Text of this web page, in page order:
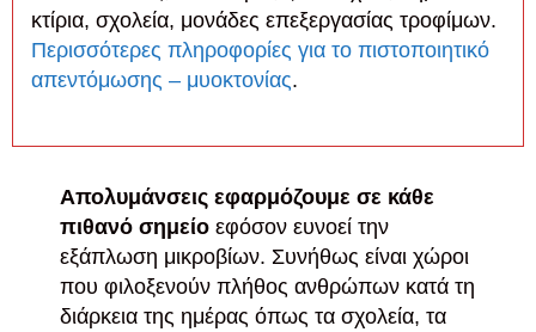
κτίρια, σχολεία, μονάδες επεξεργασίας τροφίμων.
Περισσότερες πληροφορίες για το πιστοποιητικό
απεντόμωσης – μυοκτονίας.
Απολυμάνσεις εφαρμόζουμε σε κάθε
πιθανό σημείο εφόσον ευνοεί την
εξάπλωση μικροβίων. Συνήθως είναι χώροι
που φιλοξενούν πλήθος ανθρώπων κατά τη
διάρκεια της ημέρας όπως τα σχολεία, τα